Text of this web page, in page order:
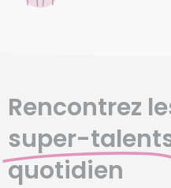
Rencontrez
super-
quotidien